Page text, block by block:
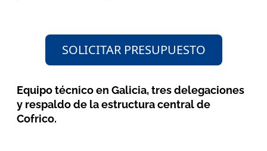
SOLICITAR PRESUPUESTO
Equipo técnico en Galicia, tres delegaciones
y respaldo de la estructura central de
Cofrico.